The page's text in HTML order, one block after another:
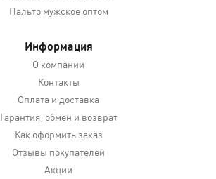
Пальто мужское оптом
Информация
О компании
Контакты
Оплата и доставка
Гарантия, обмен и возврат
Как оформить заказ
Отзывы покупателей
Акции